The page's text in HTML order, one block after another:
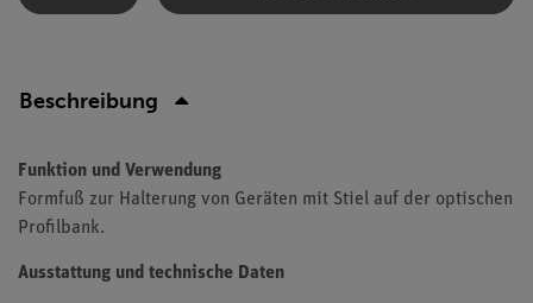
Beschreibung
Funktion und Verwendung
Formfuß zur Halterung von Geräten mit Stiel auf der optischen
Profilbank.
Ausstattung und technische Daten